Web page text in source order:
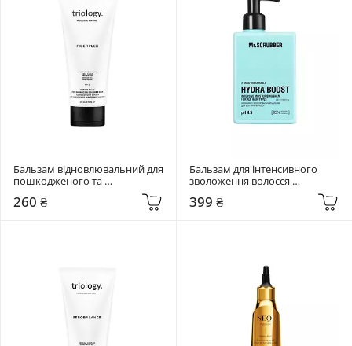
Бальзам відновлювальний для
пошкодженого та
фарбованого волосся Triology.
Fiberplex 200 мл
260 ₴
Бальзам для інтенсивного
зволоження волосся
Mr.SCRUBBER Hydra Boost 250
мл
399 ₴